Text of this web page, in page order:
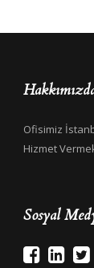
Ofisimiz
Hizmet
Sosyal